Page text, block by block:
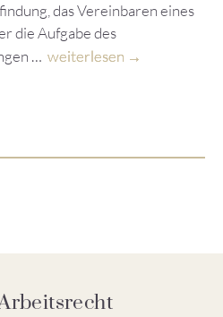
das Vereinbaren eines
die Aufgabe des
… weiterlesen